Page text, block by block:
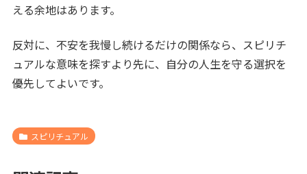
える余地はあります。
反対に、不安を我慢し続けるだけの関係なら、スピリチ
ュアルな意味を探すより先に、自分の人生を守る選択を
優先してよいです。
スピリチュアル